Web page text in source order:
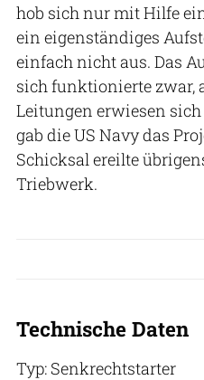
hob sich nur mit Hilfe
ein eigenständiges
einfach nicht aus. Das
sich funktionierte zwar,
Leitungen erwiesen
gab die US Navy das
Schicksal ereilte
Triebwerk.
Technische Daten
Typ: Senkrechtstarter